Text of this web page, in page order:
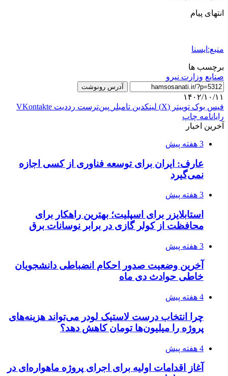
انتهای پیام
منبع:ایسنا
برچسب ها
صنايع وزارت نيرو
آدرس رونوشت
۱۴۰۲/۱۰/۱۱
فیس بوک توییتر (X) لینکدین ‫تامبلر ‫پین‌ترست ‫رددیت ‫VKontakte
رایانامه چاپ
آخرین اخبار
3 هفته پیش
عارف: ایران برای توسعه فناوری از کسی اجازه
نمی‌گیرد
3 هفته پیش
استابلایزر برای اسپلیت؛ بهترین راهکار برای
محافظت از کولر گازی در برابر نوسانات برق
3 هفته پیش
آخرین وضعیت صدور احکام انضباطی دانشجویان
خاطی حوادث دی ماه
4 هفته پیش
چرا انتخاب درست لاستیک لودر می‌تواند هزینه‌های
پروژه را میلیون‌ها تومان کاهش دهد؟
4 هفته پیش
آغاز اقدامات اولیه برای اجرای پروژه ماهواره‌ای در